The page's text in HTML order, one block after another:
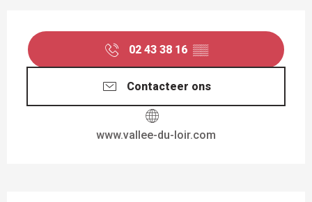
02 43 38 16 ▒▒
Contacteer ons
www.vallee-du-loir.com